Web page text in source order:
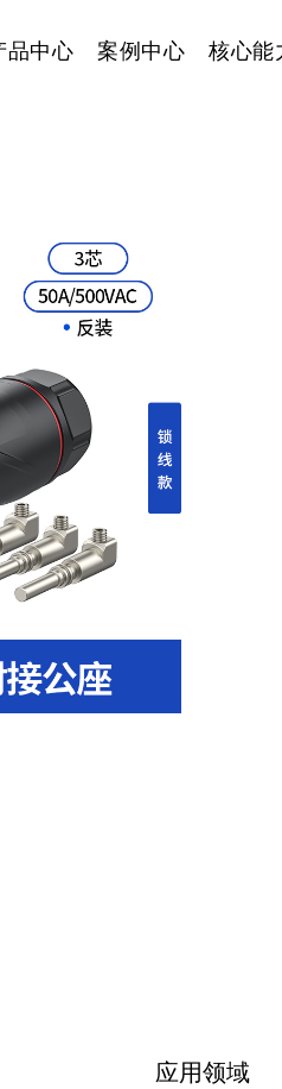
品中心 案例中心 核心能
应用领域